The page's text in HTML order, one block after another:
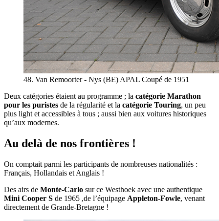
48. Van Remoorter - Nys (BE) APAL Coupé de 1951
Deux catégories étaient au programme ; la catégorie Marathon
pour les puristes de la régularité et la catégorie Touring, un peu
plus light et accessibles à tous ; aussi bien aux voitures historiques
qu’aux modernes.
Au delà de nos frontières !
On comptait parmi les participants de nombreuses nationalités :
Français, Hollandais et Anglais !
Des airs de Monte-Carlo sur ce Westhoek avec une authentique
Mini Cooper S de 1965 ,de l’équipage Appleton-Fowle, venant
directement de Grande-Bretagne !